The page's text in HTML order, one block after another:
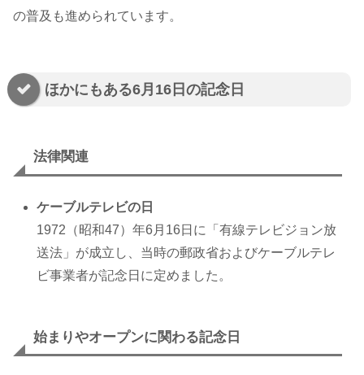
の普及も進められています。
ほかにもある6月16日の記念日
法律関連
ケーブルテレビの日
1972（昭和47）年6月16日に「有線テレビジョン放
送法」が成立し、当時の郵政省およびケーブルテレ
ビ事業者が記念日に定めました。
始まりやオープンに関わる記念日